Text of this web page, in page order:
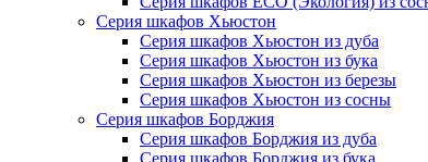
Серия шкафов Хьюстон
Серия шкафов Хьюстон из дуба
Серия шкафов Хьюстон из бука
Серия шкафов Хьюстон из березы
Серия шкафов Хьюстон из сосны
Серия шкафов Борджия
Серия шкафов Борджия из дуба
Серия шкафов Борджия из бука